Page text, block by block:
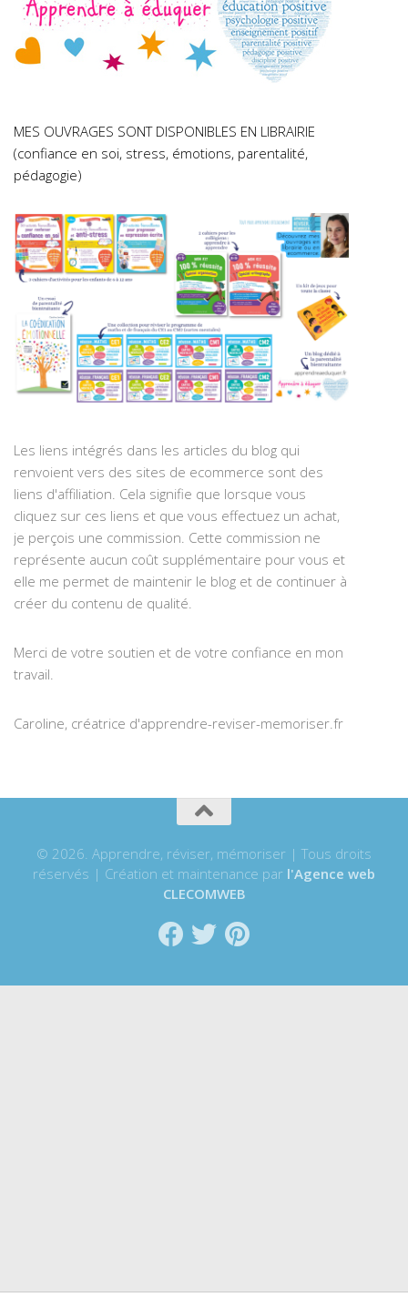
MES OUVRAGES SONT DISPONIBLES EN LIBRAIRIE
(confiance en soi, stress, émotions, parentalité,
pédagogie)
Les liens intégrés dans les articles du blog qui
renvoient vers des sites de ecommerce sont des
liens d'affiliation. Cela signifie que lorsque vous
cliquez sur ces liens et que vous effectuez un achat,
je perçois une commission. Cette commission ne
représente aucun coût supplémentaire pour vous et
elle me permet de maintenir le blog et de continuer à
créer du contenu de qualité.
Merci de votre soutien et de votre confiance en mon
travail.
Caroline, créatrice d'apprendre-reviser-memoriser.fr
© 2026. Apprendre, réviser, mémoriser | Tous droits
réservés | Création et maintenance par l'Agence web
CLECOMWEB